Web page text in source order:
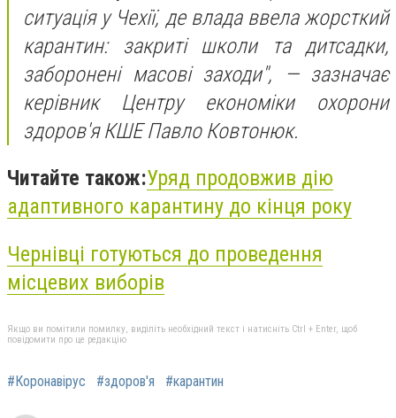
ситуація у Чехії, де влада ввела жорсткий
карантин: закриті школи та дитсадки,
заборонені масові заходи", — зазначає
керівник Центру економіки охорони
здоров'я КШЕ Павло Ковтонюк.
Читайте також:Уряд продовжив дію
адаптивного карантину до кінця року
Чернівці готуються до проведення
місцевих виборів
Якщо ви помітили помилку, виділіть необхідний текст і натисніть Ctrl + Enter, щоб
повідомити про це редакцію
#Коронавірус #здоров'я #карантин